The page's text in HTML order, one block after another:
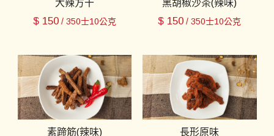
大辣方干
$ 150/ 350士10公克
黑胡椒沙茶(辣味)
$ 150 / 350士10公克
素蹄筋(辣味) 長形原味